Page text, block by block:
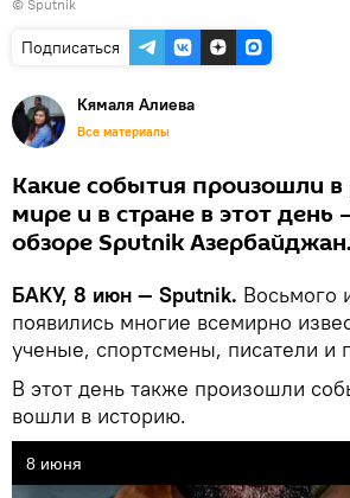
© Sputnik
Подписаться
Кямаля Алиева
Все материалы
Какие события произошли
мире и в стране в этот день
обзоре Sputnik Азербайджан.
БАКУ, 8 июн — Sputnik. Восьмого
появились многие всемирно
ученые, спортсмены, писатели и
В этот день также произошли
вошли в историю.